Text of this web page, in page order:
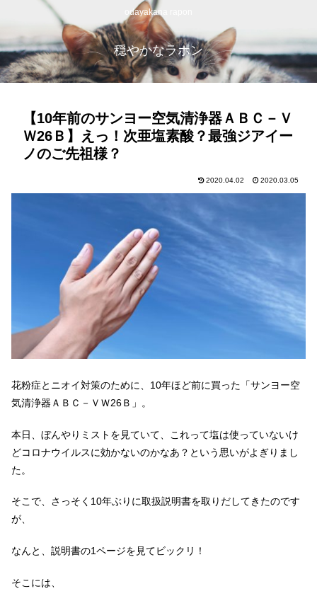
odayakana rapon
穏やかなラポン
【10年前のサンヨー空気清浄器ＡＢＣ－Ｖ
Ｗ26Ｂ】えっ！次亜塩素酸？最強ジアイー
ノのご先祖様？
2020.04.02 2020.03.05
花粉症とニオイ対策のために、10年ほど前に買った「サンヨー空
気清浄器ＡＢＣ－ＶＷ26Ｂ」。
本日、ぼんやりミストを見ていて、これって塩は使っていないけ
どコロナウイルスに効かないのかなあ？という思いがよぎりまし
た。
そこで、さっそく10年ぶりに取扱説明書を取りだしてきたのです
が、
なんと、説明書の1ページを見てビックリ！
そこには、